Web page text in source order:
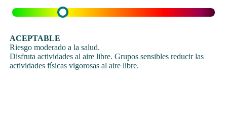
ACEPTABLE
Riesgo moderado a la salud.
Disfruta actividades al aire libre. Grupos sensibles reducir las
actividades físicas vigorosas al aire libre.